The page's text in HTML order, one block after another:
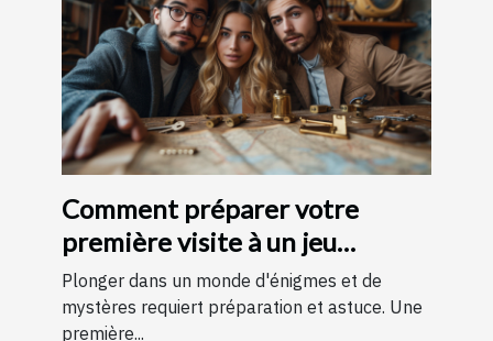
Comment préparer votre
première visite à un jeu
d'évasion : conseils et astuces
pour une expérience
Plonger dans un monde d'énigmes et de
mystères requiert préparation et astuce. Une
première...